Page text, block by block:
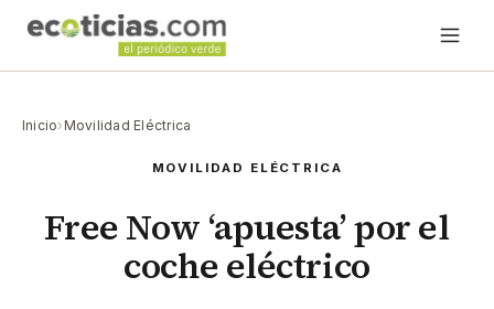
Inicio› Movilidad Eléctrica
MOVILIDAD ELÉCTRICA
Free Now ‘apuesta’ por el
coche eléctrico